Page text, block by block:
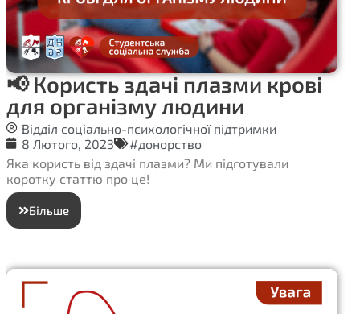
📢 Користь здачі плазми крові
для організму людини
Відділ соціально-психологічної підтримки
8 Лютого, 2023
#донорство
Яка користь від здачі плазми? Ми підготували
коротку статтю про це!
Більше